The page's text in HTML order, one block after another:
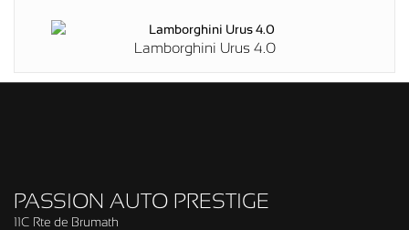
Lamborghini Urus 4.0
PASSION AUTO PRESTIGE
11C Rte de Brumath